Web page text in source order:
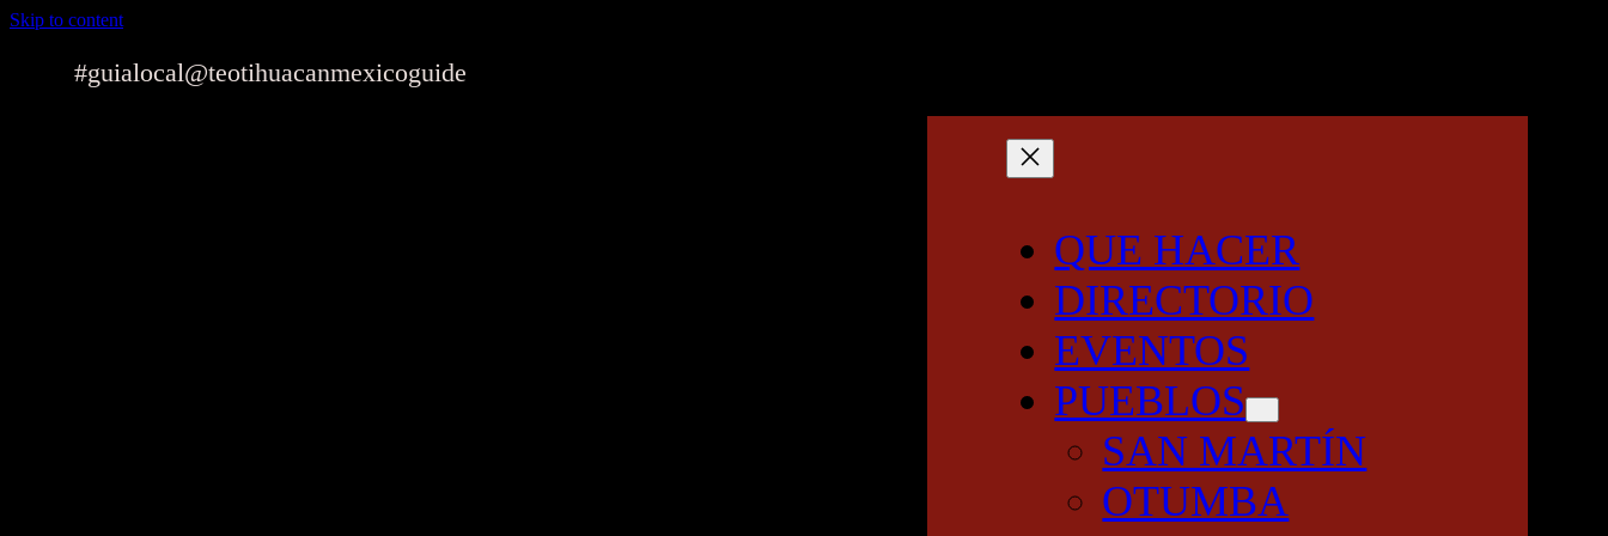
Skip to content
#guialocal@teotihuacanmexicoguide
QUE HACER
DIRECTORIO
EVENTOS
PUEBLOS
SAN MARTÍN
OTUMBA